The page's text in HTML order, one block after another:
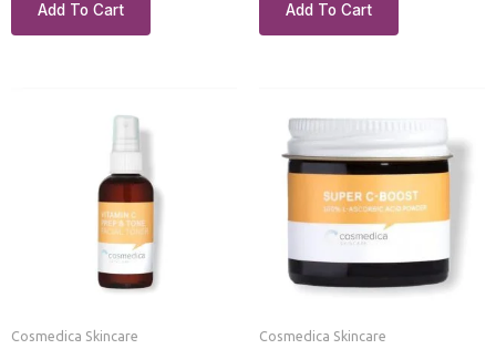
Add To Cart Add To Cart
Cosmedica Skincare Cosmedica Skincare